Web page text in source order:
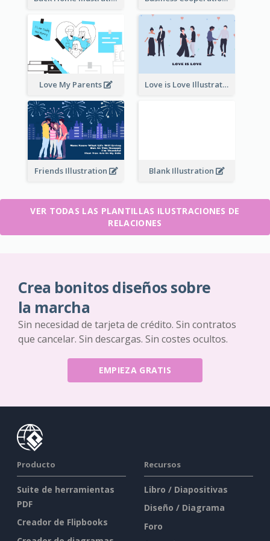
Love My Parents Love is Love Illustration
Friends Illustration Blank Illustration
VER TODAS LAS PLANTILLAS ILUSTRACIONES DE
RELACIONES
Crea bonitos diseños sobre
la marcha
Sin necesidad de tarjeta de crédito. Sin contratos
que cancelar. Sin descargas. Sin costes ocultos.
EMPIEZA GRATIS
Producto
Suite de herramientas
PDF
Creador de Flipbooks
Recursos
Libro / Diapositivas
Diseño / Diagrama
Foro